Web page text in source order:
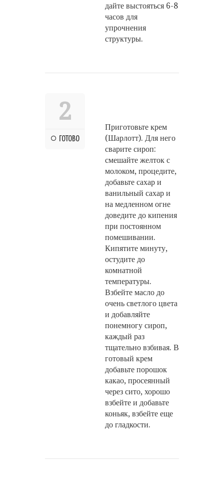
дайте выстояться 6-8
часов для
упрочнения
структуры.
2
ГОТОВО
Приготовьте крем
(Шарлотт). Для него
сварите сироп:
смешайте желток с
молоком, процедите,
добавьте сахар и
ванильный сахар и
на медленном огне
доведите до кипения
при постоянном
помешивании.
Кипятите минуту,
остудите до
комнатной
температуры.
Взбейте масло до
очень светлого цвета
и добавляйте
понемногу сироп,
каждый раз
тщательно взбивая. В
готовый крем
добавьте порошок
какао, просеянный
через сито, хорошо
взбейте и добавьте
коньяк, взбейте еще
до гладкости.